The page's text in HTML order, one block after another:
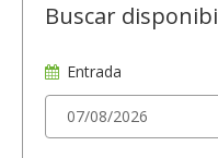
Buscar
Entrada